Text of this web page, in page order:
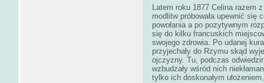
Latem roku 1877 Celina razem
modlitw próbowała upewnić się
powołania a po pozytywnym
się do kilku francuskich
swojego zdrowia. Po udanej
przyjechały do Rzymu skąd
ojczyzny. Tu, podczas
wzbudzały wśród nich
tylko ich doskonałym